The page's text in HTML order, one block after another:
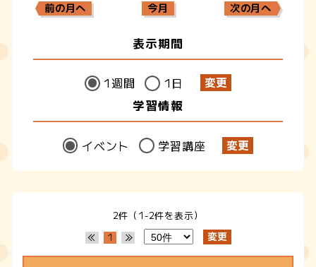
前の月へ 今月 次の月へ
表示期間
1週間 1日
学習情報
イベント 学習講座
2件（1-2件を表示）
1